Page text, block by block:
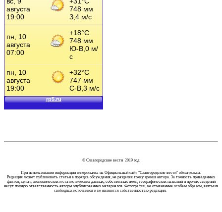
© Славгородские вести 2019 год.
При использовании информации гиперссылка на Официальный сайт "Славгородские вести" обязательна.
Редакция может публиковать статьи в порядке обсуждения, не разделяя точку зрения автора. За точность приведенных
фактов, цитат, экономических и статистических данных, собственных имен, географических названий и прочих сведений
несут полную ответственность авторы опубликованных материалов. Фотографии, не отмеченные особым образом, взяты из
свободных источников и не являются собственностью редакции.